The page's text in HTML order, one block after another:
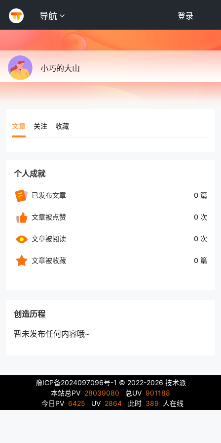
导航 登录
小巧的大山
文章 关注 收藏
个人成就
已发布文章 0 篇
文章被点赞 0 次
文章被阅读 0 次
文章被收藏 0 篇
创造历程
暂未发布任何内容哦~
豫ICP备2024097096号-1 © 2022-2026 技术派
本站总PV 28039080 总UV 901188
今日PV 6425 UV 2864 此时 389 人在线